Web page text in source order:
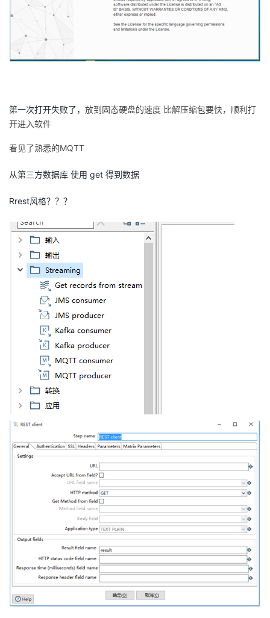
第一次打开失败了， 放到固态硬盘的速度 比解压缩包要快，顺利打
开进入软件
看见了熟悉的MQTT
从第三方数据库 使用 get 得到数据
Rrest风格？？？